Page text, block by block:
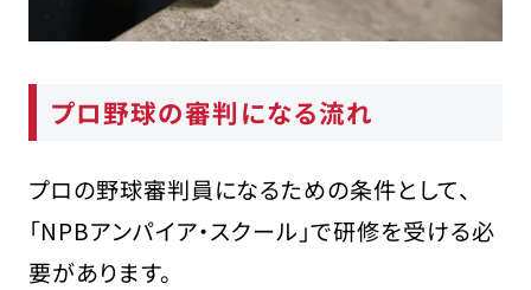
プロ野球の審判になる流れ
プロの野球審判員になるための条件として、
「NPBアンパイア・スクール」で研修を受ける必
要があります。